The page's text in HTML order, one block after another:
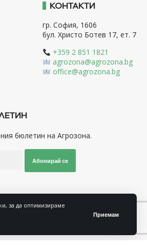
за да оптимизираме
Приемам
КОНТАКТИ
гр. София, 1606
бул. Христо Ботев 17, ет. 7
+359 2 851 1821
agrozona@agrozona.bg
office@agrozona.bg
бюлетин на Агрозона.
Абонирай се
Последвайте ни